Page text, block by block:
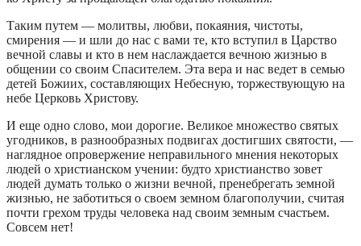
Таким путем — молитвы, любви, покаяния, чистоты,
смирения — и шли до нас с вами те, кто вступил в Царство
вечной славы и кто в нем наслаждается вечною жизнью в
общении со своим Спасителем. Эта вера и нас ведет в семью
детей Божиих, составляющих Небесную, торжествующую на
небе Церковь Христову.
И еще одно слово, мои дорогие. Великое множество святых
угодников, в разнообразных подвигах достигших святости, —
наглядное опровержение неправильного мнения некоторых
людей о христианском учении: будто христианство зовет
людей думать только о жизни вечной, пренебрегать земной
жизнью, не заботиться о своем земном благополучии, считая
почти грехом труды человека над своим земным счастьем.
Совсем нет!